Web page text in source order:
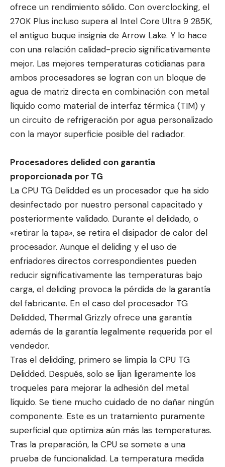
ofrece un rendimiento sólido. Con overclocking, el
270K Plus incluso supera al Intel Core Ultra 9 285K,
el antiguo buque insignia de Arrow Lake. Y lo hace
con una relación calidad-precio significativamente
mejor. Las mejores temperaturas cotidianas para
ambos procesadores se logran con un bloque de
agua de matriz directa en combinación con metal
líquido como material de interfaz térmica (TIM) y
un circuito de refrigeración por agua personalizado
con la mayor superficie posible del radiador.
Procesadores delided con garantía
proporcionada por TG
La CPU TG Delidded es un procesador que ha sido
desinfectado por nuestro personal capacitado y
posteriormente validado. Durante el delidado, o
«retirar la tapa», se retira el disipador de calor del
procesador. Aunque el deliding y el uso de
enfriadores directos correspondientes pueden
reducir significativamente las temperaturas bajo
carga, el deliding provoca la pérdida de la garantía
del fabricante. En el caso del procesador TG
Delidded, Thermal Grizzly ofrece una garantía
además de la garantía legalmente requerida por el
vendedor.
Tras el delidding, primero se limpia la CPU TG
Delidded. Después, solo se lijan ligeramente los
troqueles para mejorar la adhesión del metal
líquido. Se tiene mucho cuidado de no dañar ningún
componente. Este es un tratamiento puramente
superficial que optimiza aún más las temperaturas.
Tras la preparación, la CPU se somete a una
prueba de funcionalidad. La temperatura medida